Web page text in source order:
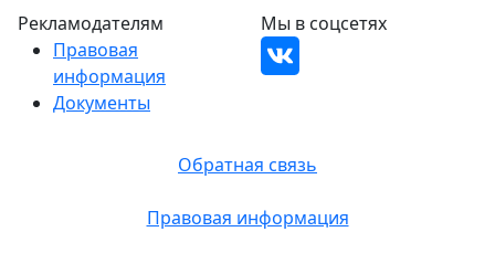
Обратная связь
Правовая информация
Рекламодателям
Правовая
информация
Документы
Мы в соцсетях